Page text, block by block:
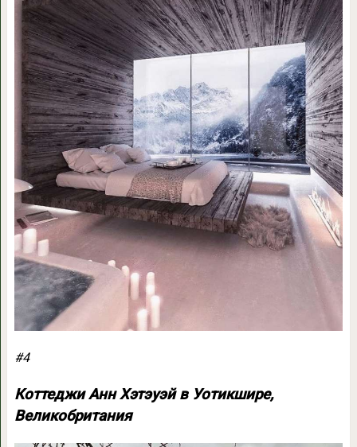
#4
Коттеджи Анн Хэтэуэй в Уотикшире,
Великобритания